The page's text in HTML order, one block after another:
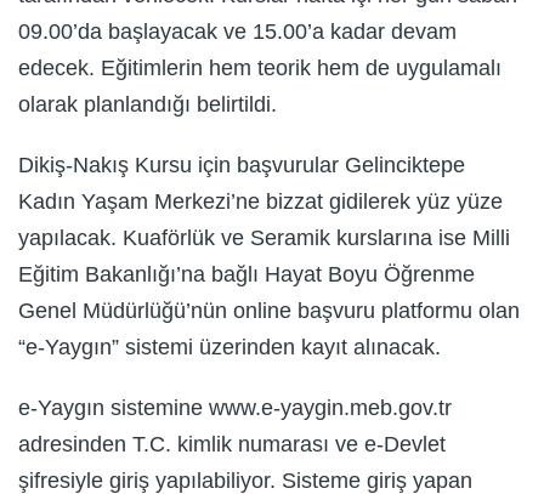
09.00’da başlayacak ve 15.00’a kadar devam
edecek. Eğitimlerin hem teorik hem de uygulamalı
olarak planlandığı belirtildi.
Dikiş-Nakış Kursu için başvurular Gelinciktepe
Kadın Yaşam Merkezi’ne bizzat gidilerek yüz yüze
yapılacak. Kuaförlük ve Seramik kurslarına ise Milli
Eğitim Bakanlığı’na bağlı Hayat Boyu Öğrenme
Genel Müdürlüğü’nün online başvuru platformu olan
“e-Yaygın” sistemi üzerinden kayıt alınacak.
e-Yaygın sistemine www.e-yaygin.meb.gov.tr
adresinden T.C. kimlik numarası ve e-Devlet
şifresiyle giriş yapılabiliyor. Sisteme giriş yapan